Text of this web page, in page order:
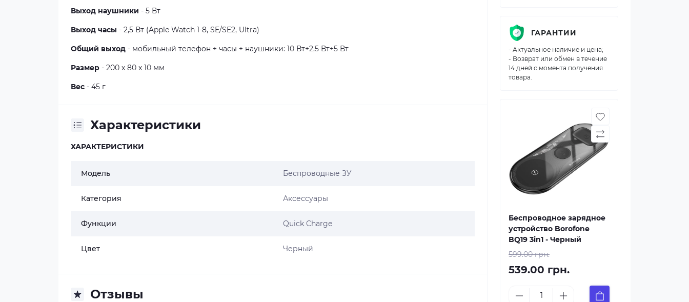
Выход наушники - 5 Вт
Выход часы - 2,5 Вт (Apple Watch 1-8, SE/SE2, Ultra)
Общий выход - мобильный телефон + часы + наушники: 10 Вт+2,5 Вт+5 Вт
Размер - 200 x 80 x 10 мм
Вес - 45 г
Характеристики
ХАРАКТЕРИСТИКИ
Модель Беспроводные ЗУ
Категория Аксессуары
Функции Quick Charge
Цвет Черный
Отзывы
ГАРАНТИИ
- Актуальное наличие и цена;
- Возврат или обмен в течение
14 дней с момента получения
товара.
Беспроводное зарядное
устройство Borofone
BQ19 3in1 - Черный
599.00 грн.
539.00 грн.